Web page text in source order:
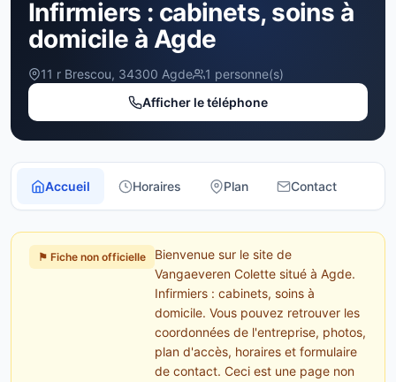
Infirmiers : cabinets, soins à
domicile à Agde
11 r Brescou, 34300 Agde
1 personne(s)
Afficher le téléphone
Accueil Horaires Plan Contact
⚑ Fiche non officielle
Bienvenue sur le site de
Vangaeveren Colette situé à Agde.
Infirmiers : cabinets, soins à
domicile. Vous pouvez retrouver les
coordonnées de l'entreprise, photos,
plan d'accès, horaires et formulaire
de contact. Ceci est une page non